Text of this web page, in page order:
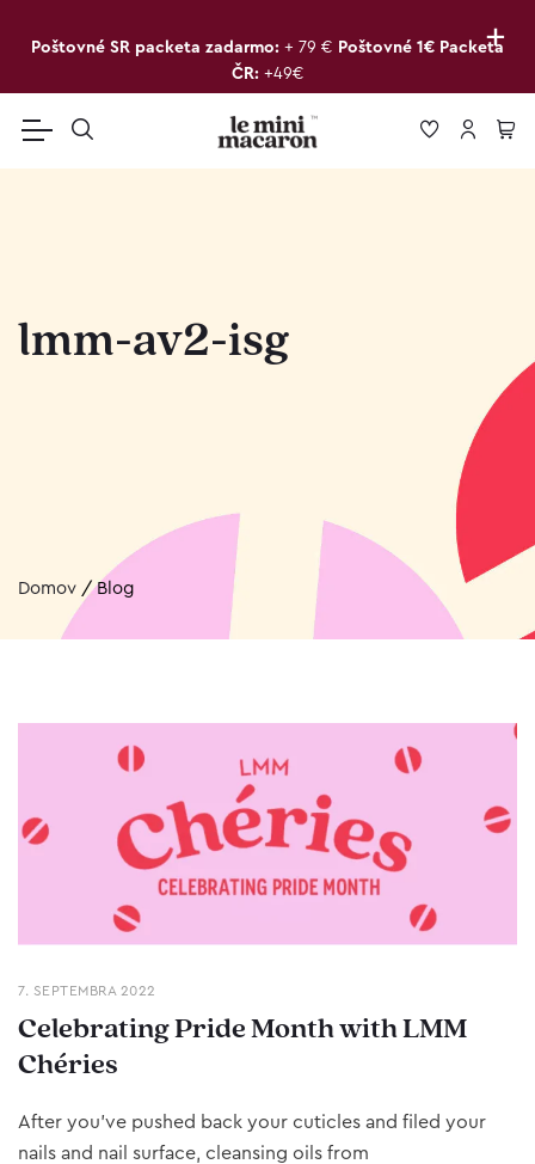
+
Poštovné SR packeta zadarmo: + 79 € Poštovné 1€ Packeta
ČR: +49€
lmm-av2-isg
Domov /Blog
7. SEPTEMBRA 2022
Celebrating Pride Month with LMM
Chéries
After you’ve pushed back your cuticles and filed your
nails and nail surface, cleansing oils from